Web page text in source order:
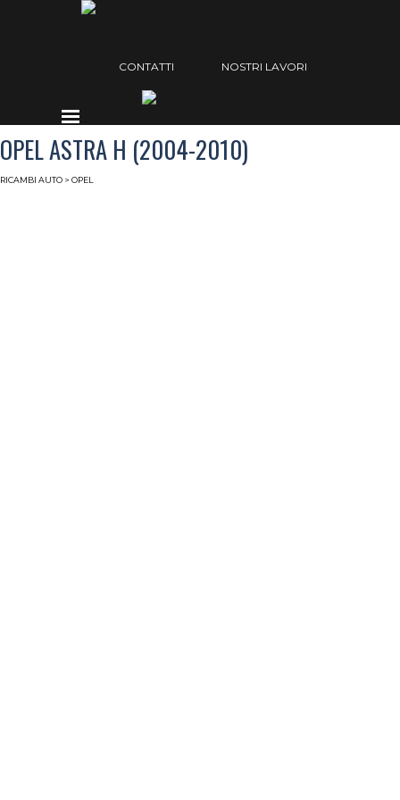
Vai ai contenuti
Salta menù
CONTATTI NOSTRI LAVORI
Salta menù
OPEL ASTRA H (2004-2010)
RICAMBI AUTO > OPEL